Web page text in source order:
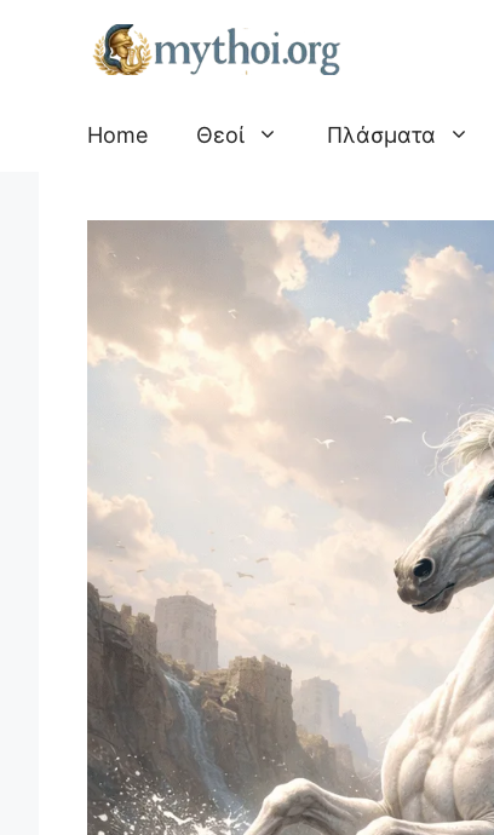
περιεχόμενο
Home Θεοί Πλάσματα